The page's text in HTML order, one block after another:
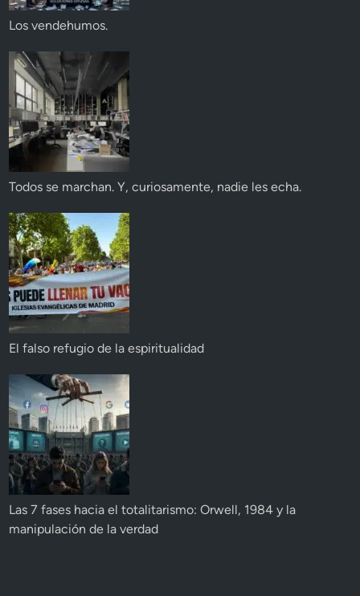
Los vendehumos.
Todos se marchan. Y, curiosamente, nadie les echa.
El falso refugio de la espiritualidad
Las 7 fases hacia el totalitarismo: Orwell, 1984 y la
manipulación de la verdad